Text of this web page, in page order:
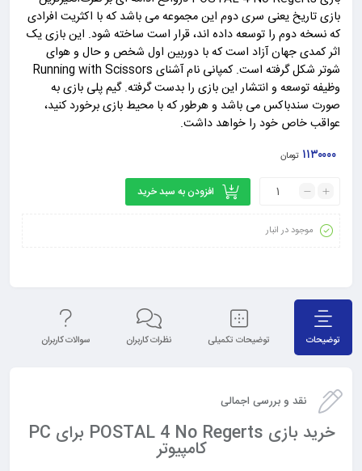
بازی تاریخ یعنی سری دوم این مجموعه می باشد که با اکثریت افرادی
که نسخه دوم را توسعه داده اند، قرار است ساخته شود. این بازی یک
اثر کمدی جهان آزاد است که با دوربین اول شخص و حال و هوای
شوتر شکل گرفته است. کمپانی نام آشنای Running with Scissors
وظیفه توسعه و انتشار این بازی را بدست گرفته. گیم پلی بازی به
صورت سندباکس می باشد و هرطور که با محیط بازی برخورد کنید،
عواقب خاص خود را خواهد داشت.
۱۱۳۰۰۰۰ تومان
افزودن به سبد خرید
موجود در انبار
توضیحات توضیحات تکمیلی نظرات کاربران سوالات کاربران
نقد و بررسی اجمالی
خرید بازی POSTAL 4 No Regerts برای PC
کامپیوتر